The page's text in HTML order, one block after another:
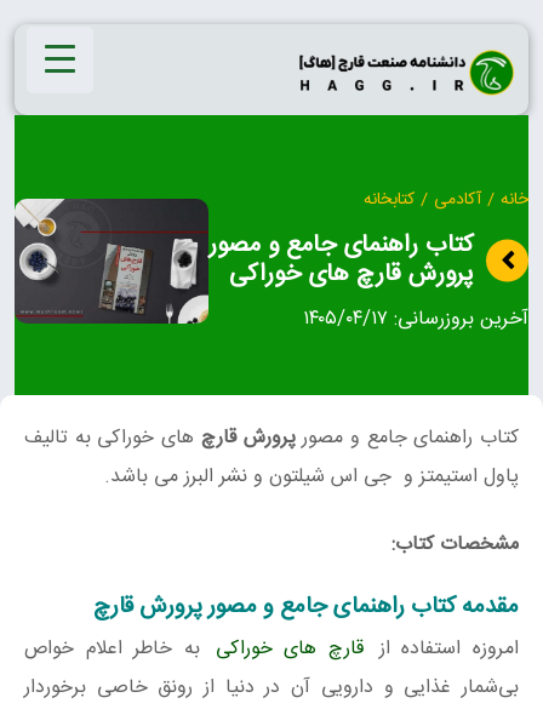
Skip
content
خانه / آکادمی / کتابخانه
کتاب راهنمای جامع و مصور
پرورش قارچ های خوراکی
آخرین بروزرسانی: ۱۴۰۵/۰۴/۱۷
کتاب راهنمای جامع و مصورپرورش قارچ های خوراکی به تالیف
پاول استیمتز و جی اس شیلتون و نشر البرز می باشد.
مشخصات کتاب:
مقدمه کتاب راهنمای جامع و مصور پرورش قارچ
امروزه استفاده از قارچ‌ های خوراکی به خاطر اعلام خواص
بی‌شمار غذایی و دارویی آن در دنیا از رونق خاصی برخوردار